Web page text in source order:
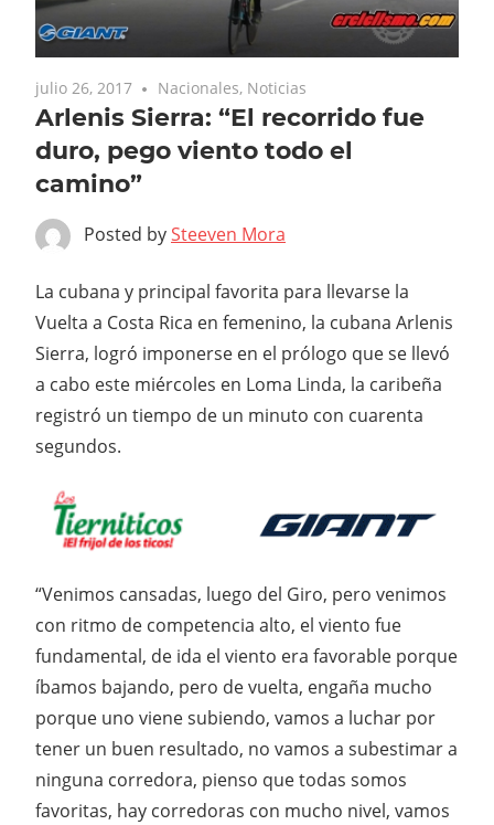
julio 26, 2017 Nacionales, Noticias
Arlenis Sierra: “El recorrido fue
duro, pego viento todo el
camino”
Posted bySteeven Mora
La cubana y principal favorita para llevarse la
Vuelta a Costa Rica en femenino, la cubana Arlenis
Sierra, logró imponerse en el prólogo que se llevó
a cabo este miércoles en Loma Linda, la caribeña
registró un tiempo de un minuto con cuarenta
segundos.
“Venimos cansadas, luego del Giro, pero venimos
con ritmo de competencia alto, el viento fue
fundamental, de ida el viento era favorable porque
íbamos bajando, pero de vuelta, engaña mucho
porque uno viene subiendo, vamos a luchar por
tener un buen resultado, no vamos a subestimar a
ninguna corredora, pienso que todas somos
favoritas, hay corredoras con mucho nivel, vamos